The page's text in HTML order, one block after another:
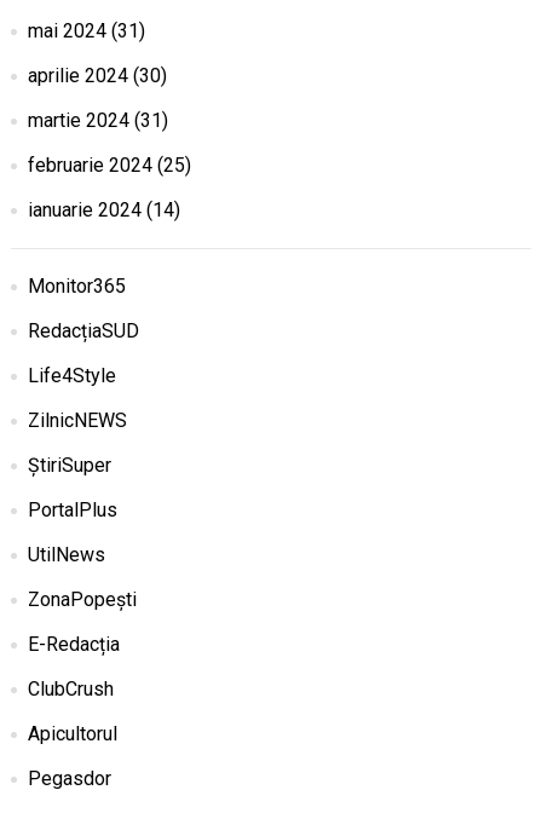
mai 2024(31)
aprilie 2024(30)
martie 2024(31)
februarie 2024(25)
ianuarie 2024(14)
Monitor365
RedacțiaSUD
Life4Style
ZilnicNEWS
ȘtiriSuper
PortalPlus
UtilNews
ZonaPopești
E-Redacția
ClubCrush
Apicultorul
Pegasdor